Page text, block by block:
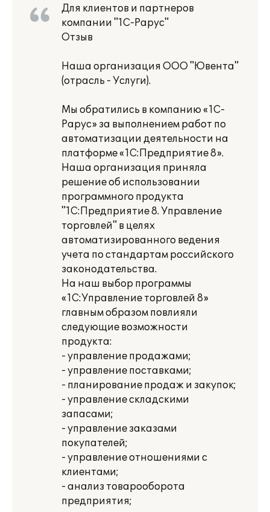
Для клиентов и партнеров
компании "1С-Рарус"
Отзыв
Наша организация ООО "Ювента"
(отрасль - Услуги).
Мы обратились в компанию «1С-
Рарус» за выполнением работ по
автоматизации деятельности на
платформе «1С:Предприятие 8».
Наша организация приняла
решение об использовании
программного продукта
"1С:Предприятие 8. Управление
торговлей" в целях
автоматизированного ведения
учета по стандартам российского
законодательства.
На наш выбор программы
«1С:Управление торговлей 8»
главным образом повлияли
следующие возможности
продукта:
- управление продажами;
- управление поставками;
- планирование продаж и закупок;
- управление складскими
запасами;
- управление заказами
покупателей;
- управление отношениями с
клиентами;
- анализ товарооборота
предприятия;